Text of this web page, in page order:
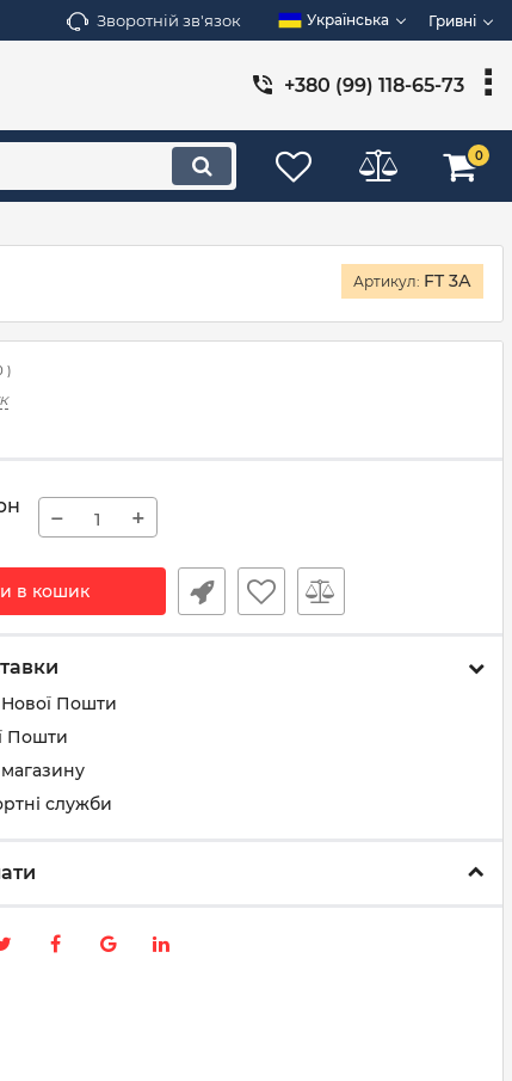
Зворотній зв'язок Українська Гривні
+380 (99) 118-65-73
0
Артикул: FT 3А
)
− +
в кошик
Пошти
Пошти
служби